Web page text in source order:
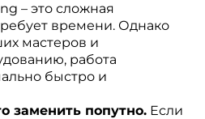
– это сложная
времени. Однако
мастеров и
работа
быстро и
заменить попутно.Если